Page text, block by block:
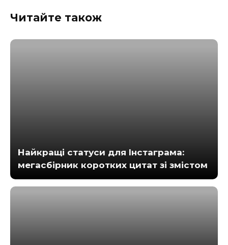
Читайте також
Найкращі статуси для Інстаграма:
мегасбірник коротких цитат зі змістом